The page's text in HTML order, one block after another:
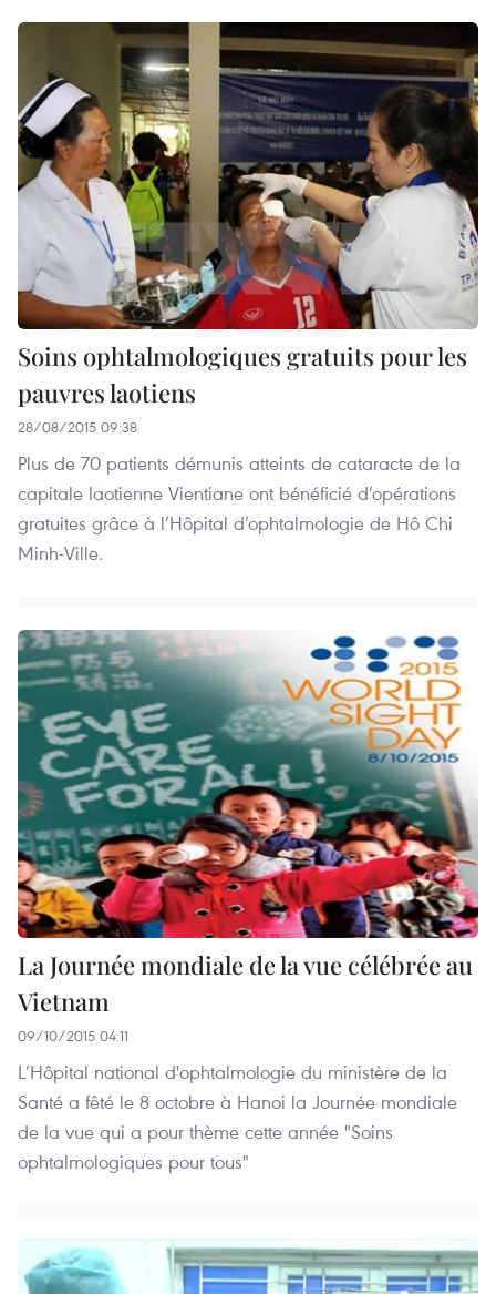
Soins ophtalmologiques gratuits pour les
pauvres laotiens
28/08/2015 09:38
Plus de 70 patients démunis atteints de cataracte de la
capitale laotienne Vientiane ont bénéficié d’opérations
gratuites grâce à l’Hôpital d’ophtalmologie de Hô Chi
Minh-Ville.
La Journée mondiale de la vue célébrée au
Vietnam
09/10/2015 04:11
L’Hôpital national d'ophtalmologie du ministère de la
Santé a fêté le 8 octobre à Hanoi la Journée mondiale
de la vue qui a pour thème cette année "Soins
ophtalmologiques pour tous"